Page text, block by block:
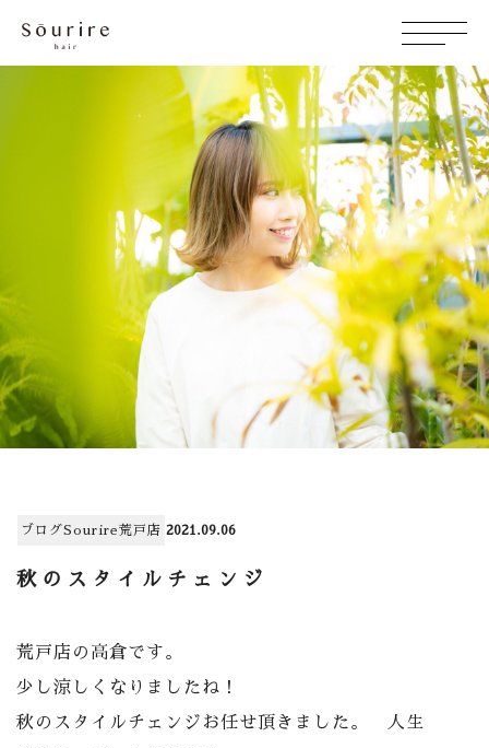
ブログSourire荒戸店 2021.09.06
秋のスタイルチェンジ
荒戸店の高倉です。
少し涼しくなりましたね！
秋のスタイルチェンジお任せ頂きました。 人生